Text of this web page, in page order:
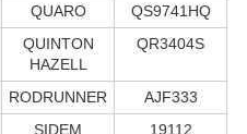
QUARO
QS9741HQ
QUINTON
HAZELL
QR3404S
RODRUNNER
AJF333
SIDEM
19112